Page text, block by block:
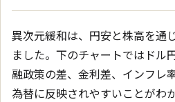
異次元緩和は、円安と株高を通
ました。下のチャートではドル
融政策の差、金利差、インフレ
為替に反映されやすいことがわ